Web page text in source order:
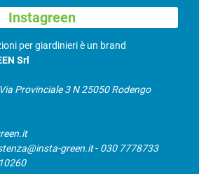
Instagreen
per giardinieri è un brand
Srl
Via Provinciale 3 N 25050 Rodengo
green.it- 030 7778733